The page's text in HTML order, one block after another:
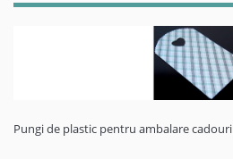
Pungi de plastic pentru ambalare cadouri